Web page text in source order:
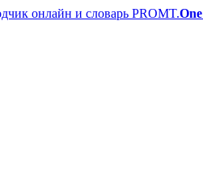
PROMT.One